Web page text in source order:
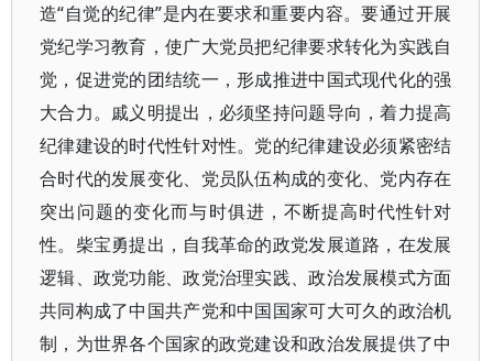
造“自觉的纪律”是内在要求和重要内容。要通过开展
党纪学习教育，使广大党员把纪律要求转化为实践自
觉，促进党的团结统一，形成推进中国式现代化的强
大合力。戚义明提出，必须坚持问题导向，着力提高
纪律建设的时代性针对性。党的纪律建设必须紧密结
合时代的发展变化、党员队伍构成的变化、党内存在
突出问题的变化而与时俱进，不断提高时代性针对
性。柴宝勇提出，自我革命的政党发展道路，在发展
逻辑、政党功能、政党治理实践、政治发展模式方面
共同构成了中国共产党和中国国家可大可久的政治机
制，为世界各个国家的政党建设和政治发展提供了中